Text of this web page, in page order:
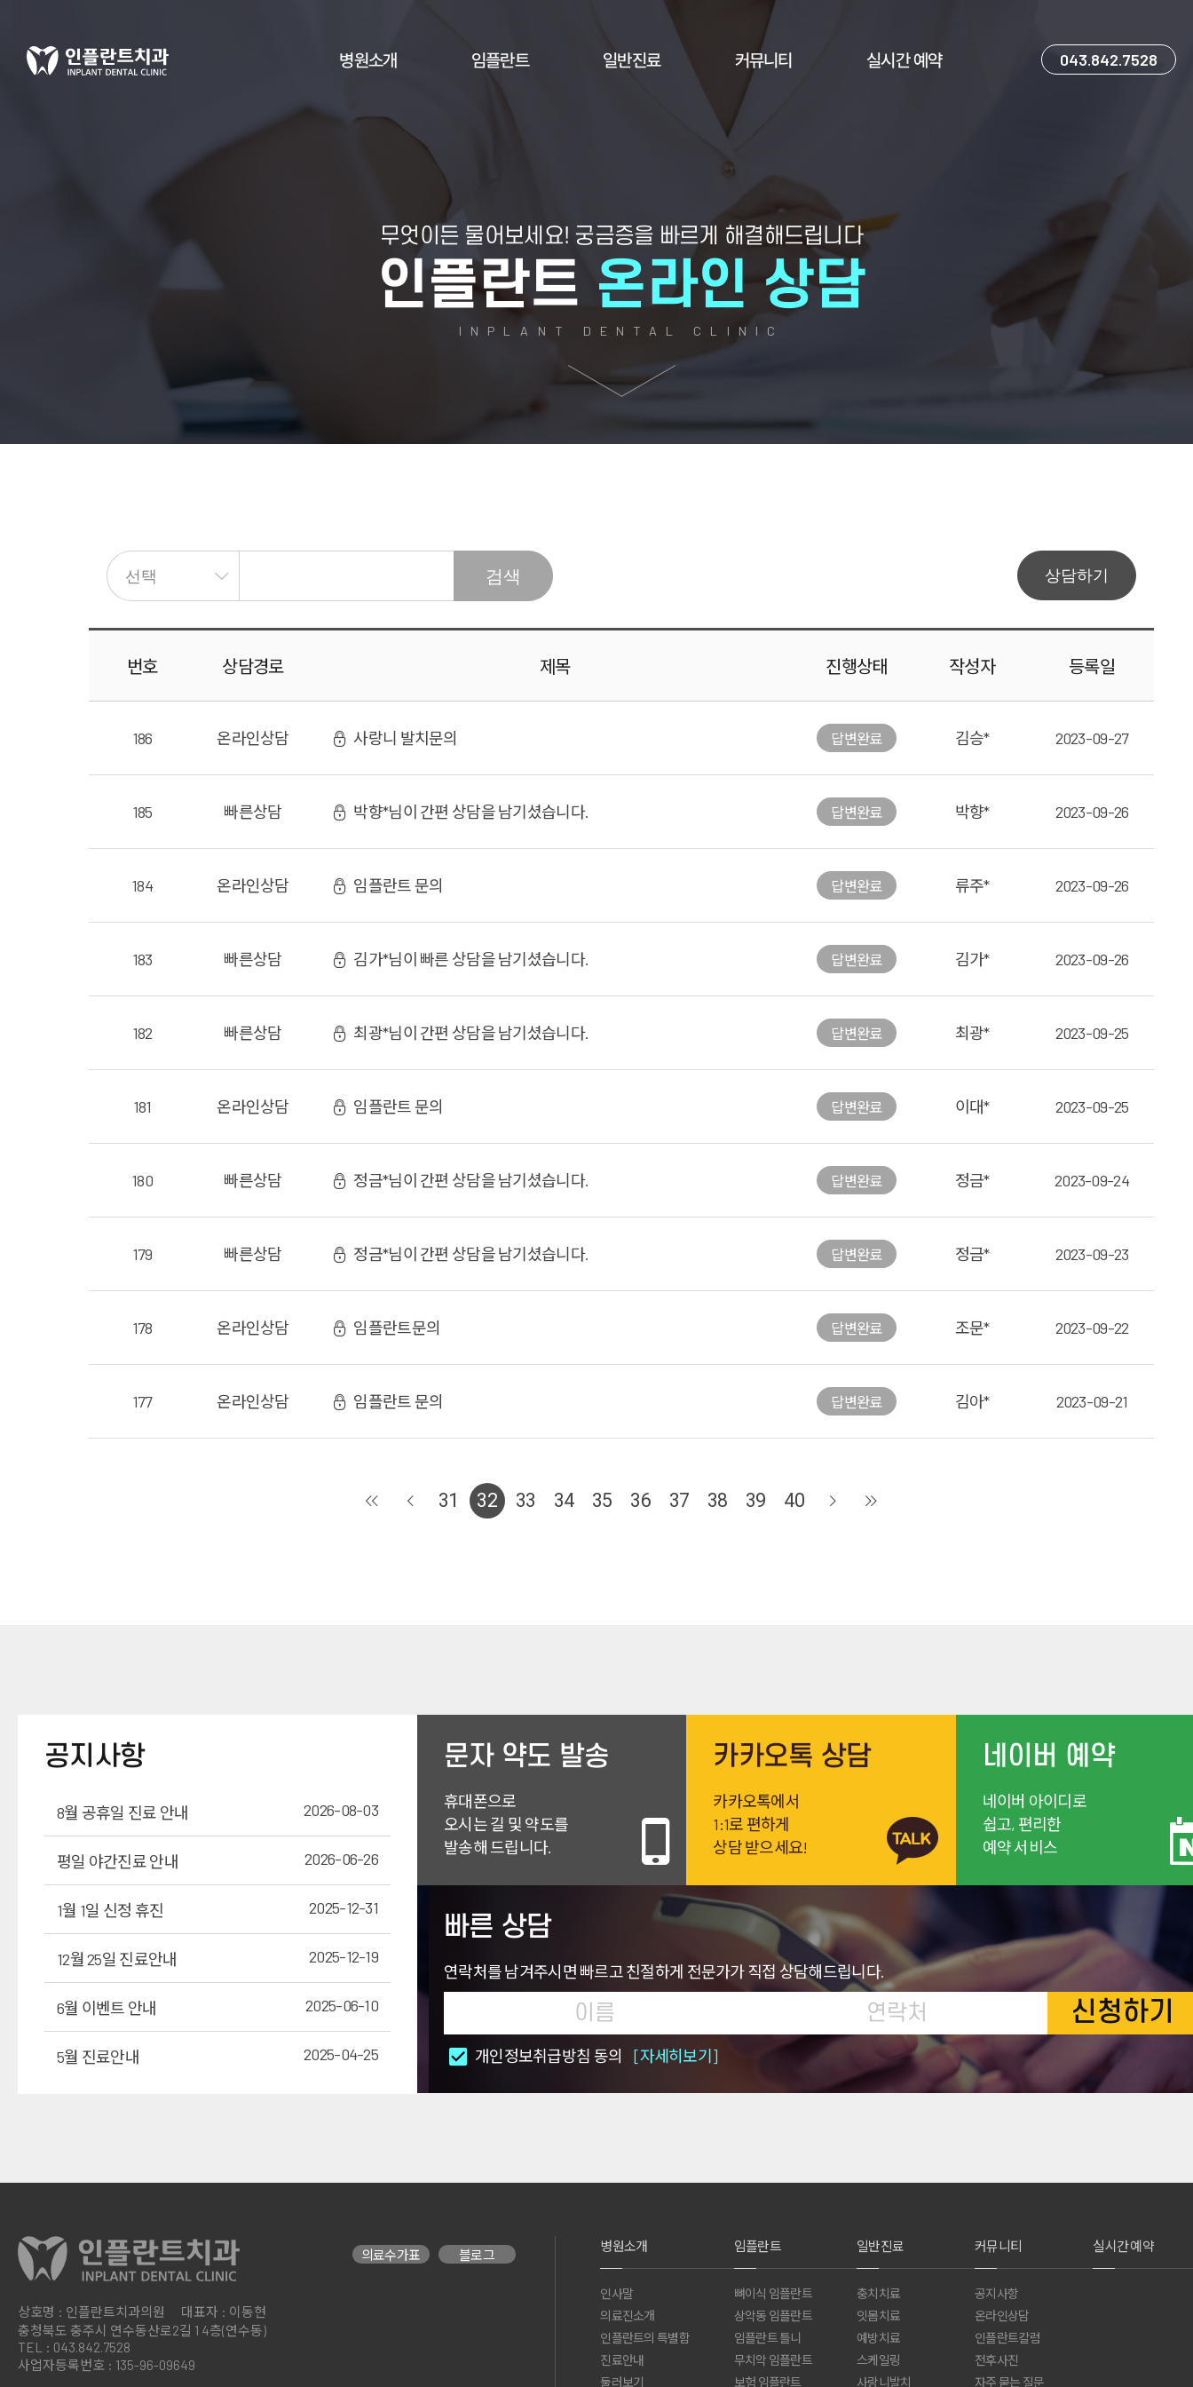
병원소개 임플란트 일반진료 커뮤니티 실시간 예약 043.842.7528
무엇이든 물어보세요! 궁금증을 빠르게 해결해드립니다
인플란트 온라인 상담
INPLANT DENTAL CLINIC
상담하기
번호 상담경로 제목 진행상태 작성자 등록일
186 온라인상담 사랑니 발치문의 답변완료 김승* 2023-09-27
185 빠른상담 박향*님이 간편 상담을 남기셨습니다. 답변완료 박향* 2023-09-26
184 온라인상담 임플란트 문의 답변완료 류주* 2023-09-26
183 빠른상담 김가*님이 빠른 상담을 남기셨습니다. 답변완료 김가* 2023-09-26
182 빠른상담 최광*님이 간편 상담을 남기셨습니다. 답변완료 최광* 2023-09-25
181 온라인상담 임플란트 문의 답변완료 이대* 2023-09-25
180 빠른상담 정금*님이 간편 상담을 남기셨습니다. 답변완료 정금* 2023-09-24
179 빠른상담 정금*님이 간편 상담을 남기셨습니다. 답변완료 정금* 2023-09-23
178 온라인상담 임플란트문의 답변완료 조문* 2023-09-22
177 온라인상담 임플란트 문의 답변완료 김아* 2023-09-21
31 32 33 34 35 36 37 38 39 40
공지사항
8월 공휴일 진료 안내 2026-08-03
평일 야간진료 안내 2026-06-26
1월 1일 신정 휴진 2025-12-31
12월 25일 진료안내 2025-12-19
6월 이벤트 안내 2025-06-10
5월 진료안내 2025-04-25
문자 약도 발송
휴대폰으로
오시는 길 및 약도를
발송해 드립니다.
카카오톡 상담
카카오톡에서
1:1로 편하게
상담 받으세요!
네이버 예약
네이버 아이디로
쉽고, 편리한
예약 서비스
빠른 상담
연락처를 남겨주시면 빠르고 친절하게 전문가가 직접 상담해드립니다.
신청하기
개인정보취급방침 동의 [자세히보기]
상호명 : 인플란트치과의원
대표자 : 이동현
충청북도 충주시 연수동산로2길 1 4층(연수동)
TEL : 043.842.7528
사업자등록번호 : 135-96-09649
병원소개
인사말
의료진소개
인플란트의 특별함
진료안내
둘러보기
임플란트
뼈이식 임플란트
상악동 임플란트
임플란트 틀니
무치악 임플란트
보험 임플란트
일반진료
충치치료
잇몸치료
예방치료
스케일링
사랑니발치
커뮤니티
공지사항
온라인상담
인플란트칼럼
전후사진
자주 묻는 질문
실시간 예약
의료수가표 블로그